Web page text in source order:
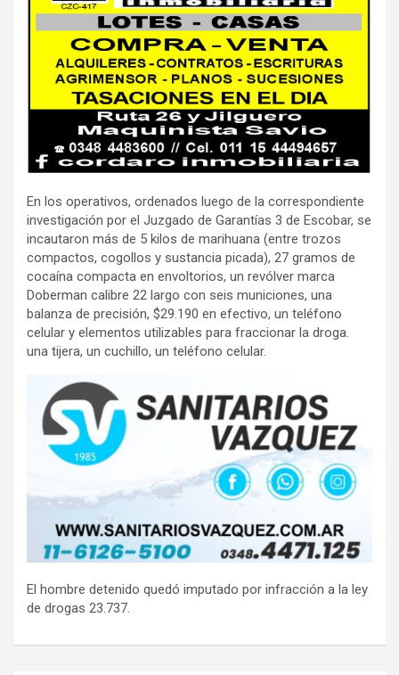
En los operativos, ordenados luego de la correspondiente
investigación por el Juzgado de Garantías 3 de Escobar, se
incautaron más de 5 kilos de marihuana (entre trozos
compactos, cogollos y sustancia picada), 27 gramos de
cocaína compacta en envoltorios, un revólver marca
Doberman calibre 22 largo con seis municiones, una
balanza de precisión, $29.190 en efectivo, un teléfono
celular y elementos utilizables para fraccionar la droga.
una tijera, un cuchillo, un teléfono celular.
El hombre detenido quedó imputado por infracción a la ley
de drogas 23.737.